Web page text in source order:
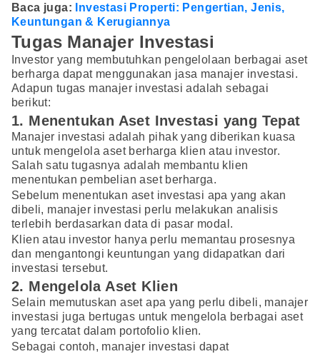
Baca juga:
Investasi Properti: Pengertian, Jenis,
Keuntungan & Kerugiannya
Tugas Manajer Investasi
Investor yang membutuhkan pengelolaan berbagai aset
berharga dapat menggunakan jasa manajer investasi.
Adapun tugas manajer investasi adalah sebagai
berikut:
1. Menentukan Aset Investasi yang Tepat
Manajer investasi adalah pihak yang diberikan kuasa
untuk mengelola aset berharga klien atau investor.
Salah satu tugasnya adalah membantu klien
menentukan pembelian aset berharga.
Sebelum menentukan aset investasi apa yang akan
dibeli, manajer investasi perlu melakukan analisis
terlebih berdasarkan data di pasar modal.
Klien atau investor hanya perlu memantau prosesnya
dan mengantongi keuntungan yang didapatkan dari
investasi tersebut.
2. Mengelola Aset Klien
Selain memutuskan aset apa yang perlu dibeli, manajer
investasi juga bertugas untuk mengelola berbagai aset
yang tercatat dalam portofolio klien.
Sebagai contoh, manajer investasi dapat